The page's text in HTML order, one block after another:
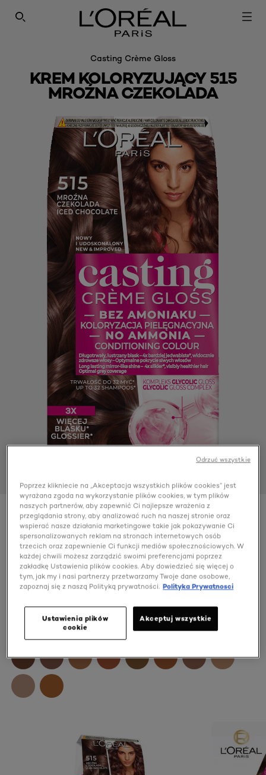
SEARCH THIS SITE
Casting Crème Gloss
KREM KOLORYZUJĄCY 515
MROŹNA CZEKOLADA
Color
515 Mroźna Czekolada
Poprzez klikniecie na „Akceptacja wszystkich plików cookies” jest
wyrażana zgoda na wykorzystanie plików cookies, w tym plików
naszych partnerów, aby zapewnić Ci najlepsze wrażenia z
przeglądania strony, aby analizować ruch na naszej stronie oraz
wspierać nasze działania marketingowe takie jak pokazywanie Ci
spersonalizowanych reklam na stronach internetowych osób
trzecich oraz zapewnienie Ci funkcji mediów społecznościowych. W
każdej chwili możesz zarządzić swoimi preferencjami poprzez
zakładkę Ustawienia plików cookies. Aby dowiedzieć się więcej o
tym, jak my i nasi partnerzy przetwarzamy Twoje dane osobowe,
zapoznaj się z naszą Polityką prywatności. Polityka Prywatnosci
Ustawienia plików
cookie
Akceptuj wszystkie
Odrzuć wszystkie